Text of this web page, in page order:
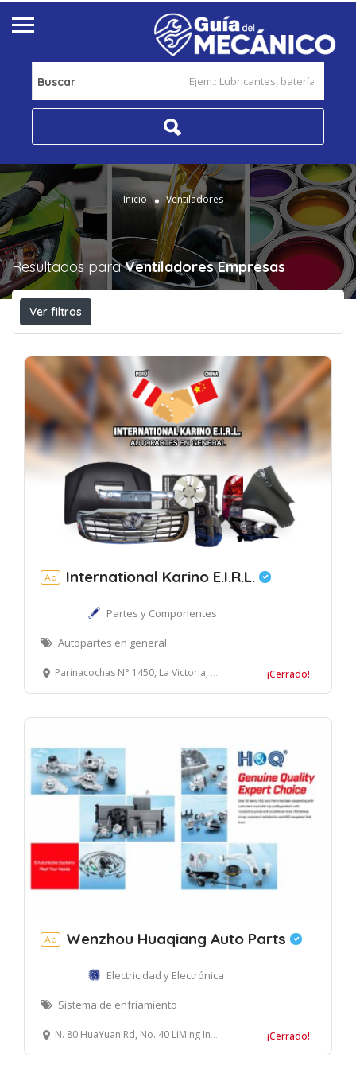
Buscar
Inicio Ventiladores
Resultados paraVentiladores Empresas
Ver filtros
Ad International Karino E.I.R.L.
Partes y Componentes
Autopartes en general
Parinacochas N° 1450, La Victoria, Lima ¡Cerrado!
Ad Wenzhou Huaqiang Auto Parts
Electricidad y Electrónica
Sistema de enfriamiento
N. 80 HuaYuan Rd, No. 40 LiMing Industrial Zone, Lucheng District, Wenzhou, China ¡Cerrado!